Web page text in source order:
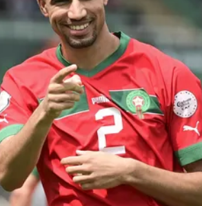
Classement
Paris